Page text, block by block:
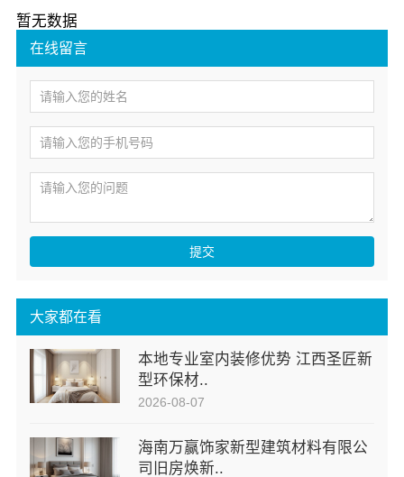
大家都在看
本地专业室内装修优势 江西圣匠新
型环保材..
2026-08-07
海南万赢饰家新型建筑材料有限公
司旧房焕新..
在线留言
提交
暂无数据